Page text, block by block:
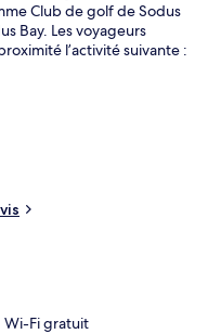
Club de golf de Sodus
Bay. Les voyageurs
l’activité suivante :
Wi-Fi gratuit